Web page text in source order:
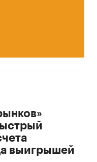
прироста к
года.
и
за аналогичный
ценам на
в разрезе
месяце по
2025
месяце
года
выигрышей